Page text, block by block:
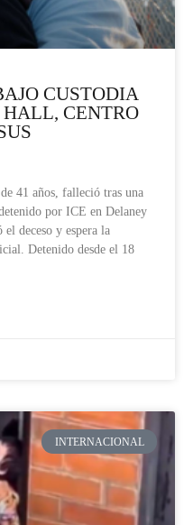
CUSTODIA
CENTRO
41 años, falleció tras una
por ICE en Delaney
deceso y espera la
Detenido desde el 18
INTERNACIONAL